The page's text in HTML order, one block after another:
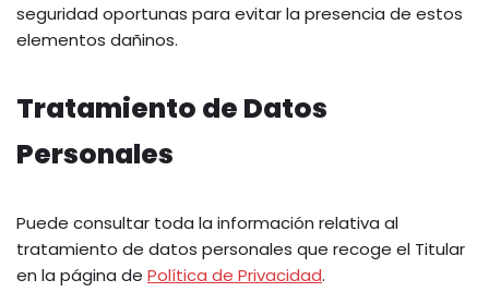
seguridad oportunas para evitar la presencia de estos
elementos dañinos.
Tratamiento de Datos
Personales
Puede consultar toda la información relativa al
tratamiento de datos personales que recoge el Titular
en la página de Política de Privacidad.